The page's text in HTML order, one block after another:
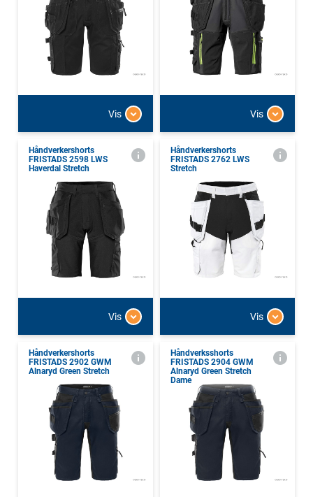
Vis Vis
Håndverkershorts
FRISTADS 2598 LWS
Haverdal Stretch
Vis
Håndverkershorts
FRISTADS 2762 LWS
Stretch
Vis
Håndverkershorts
FRISTADS 2902 GWM
Alnaryd Green Stretch
Håndverksshorts
FRISTADS 2904 GWM
Alnaryd Green Stretch
Dame